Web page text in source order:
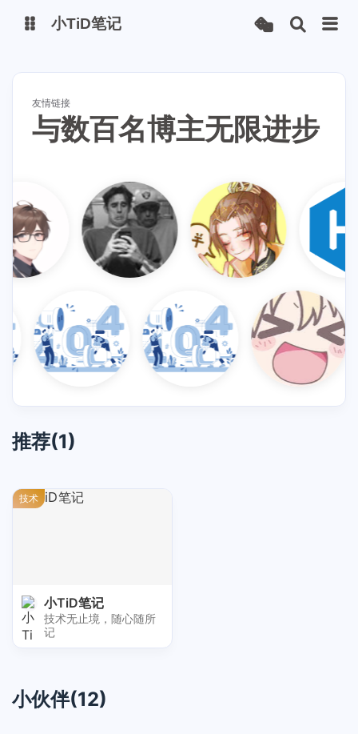
GITHUB
小TiD笔记
友情链接
与数百名博主无限进步
推荐(1)
技术
小TiD笔记
技术无止境，随心随所
记
小伙伴(12)